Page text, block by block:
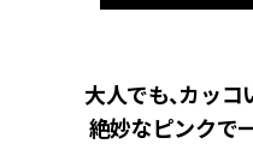
大人でも、カッ
絶妙なピンクで